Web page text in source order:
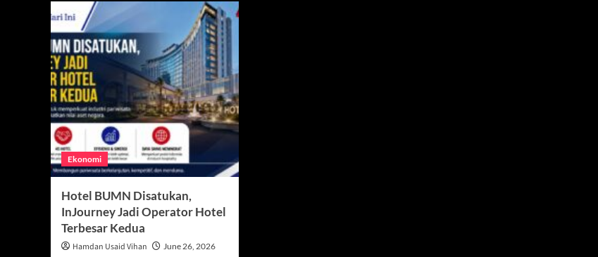
Ekonomi
Hotel BUMN Disatukan,
InJourney Jadi Operator Hotel
Terbesar Kedua
Hamdan Usaid Vihan June 26, 2026